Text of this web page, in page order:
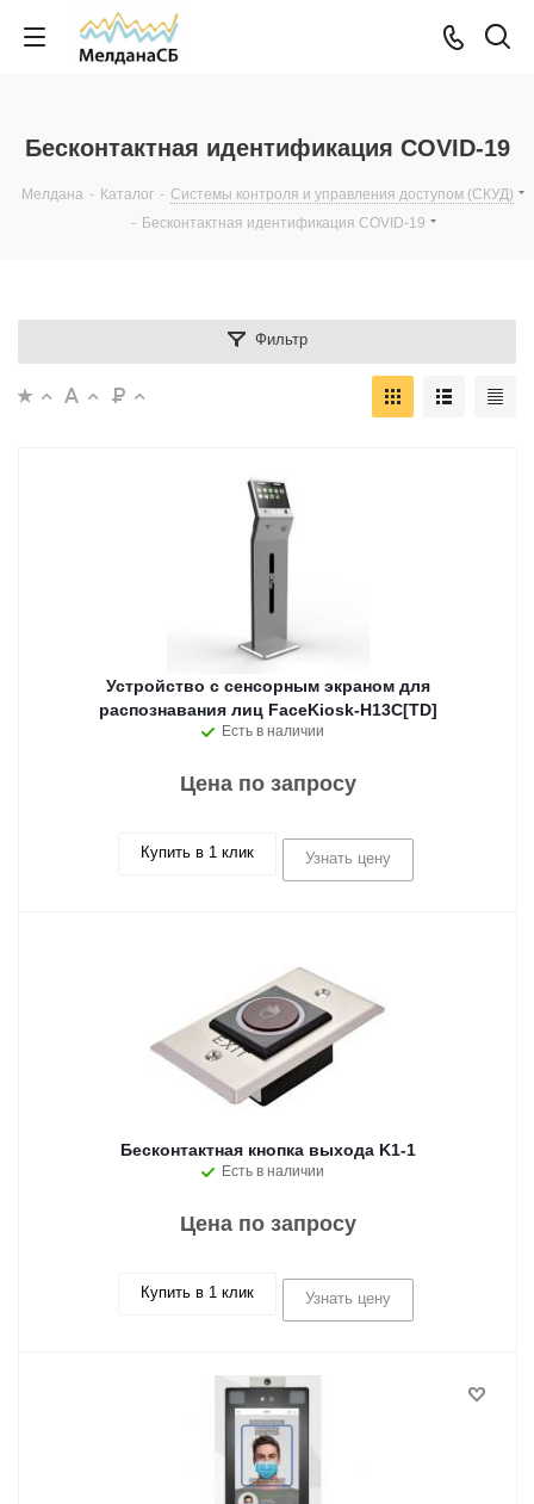
Бесконтактная идентификация COVID-19
Мелдана - Каталог - Системы контроля и управления доступом (СКУД)
- Бесконтактная идентификация COVID-19
Фильтр
Устройство с сенсорным экраном для
распознавания лиц FaceKiosk-H13C[TD]
Есть в наличии
Цена по запросу
Купить в 1 клик Узнать цену
Бесконтактная кнопка выхода K1-1
Есть в наличии
Цена по запросу
Купить в 1 клик Узнать цену